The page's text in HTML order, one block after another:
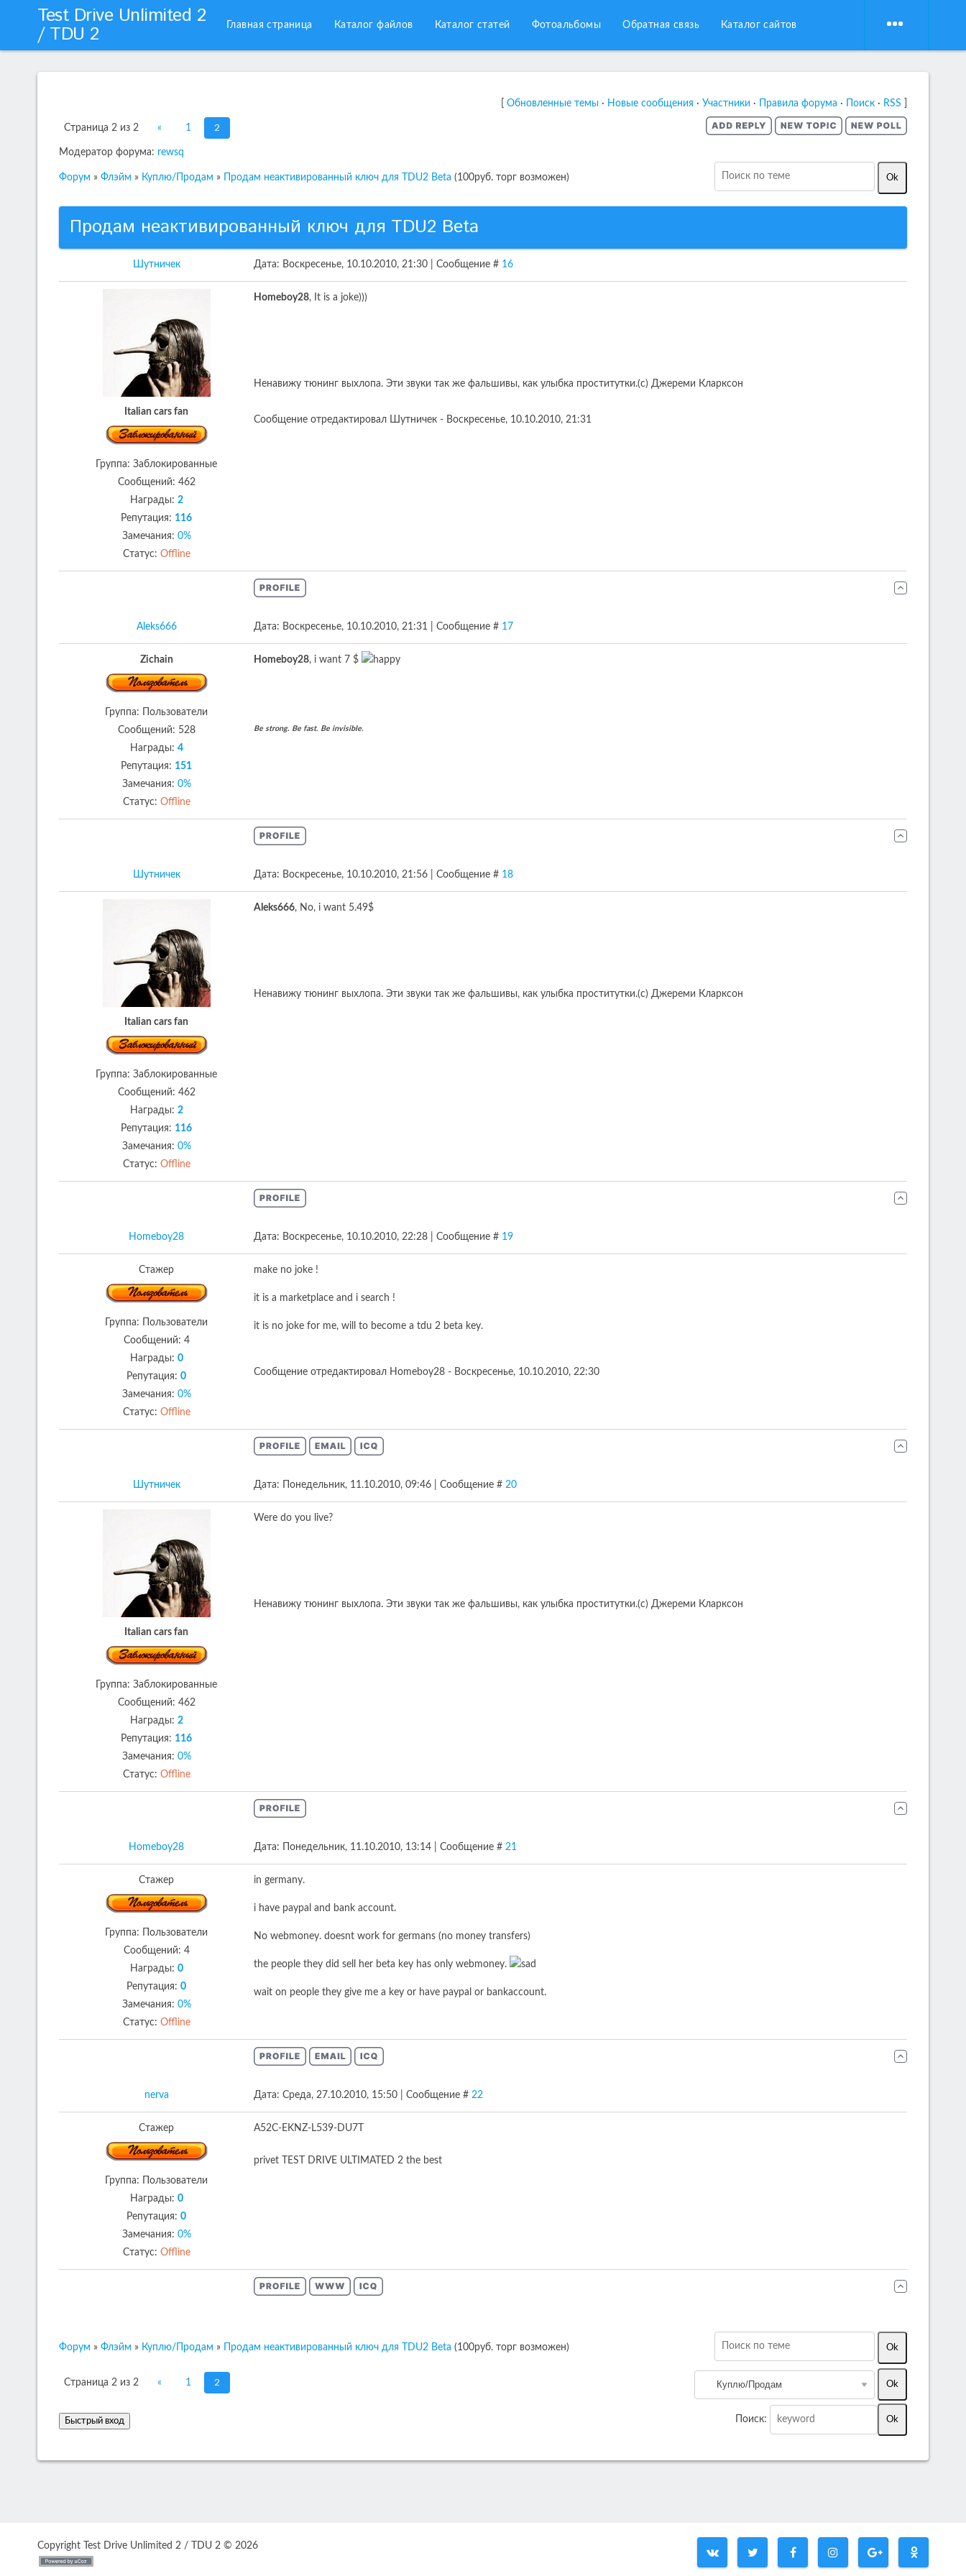
Test Drive Unlimited 2
/ TDU 2 Главная страница Каталог файлов Каталог статей Фотоальбомы Обратная связь Каталог сайтов
Обновленные темы · Новые сообщения · Участники · Правила форума · Поиск · RSS
Страница 2 из 2 « 1 2
Модератор форума: rewsq
Форум » Флэйм » Куплю/Продам » Продам неактивированный ключ для TDU2 Beta (100руб. торг возможен)
Продам неактивированный ключ для TDU2 Beta
Шутничек Дата: Воскресенье, 10.10.2010, 21:30 | Сообщение # 16
Italian cars fan
Группа: Заблокированные
Сообщений: 462
Награды: 2
Репутация: 116
Замечания: 0%
Статус: Offline
Homeboy28, It is a joke)))
Ненавижу тюнинг выхлопа. Эти звуки так же фальшивы, как улыбка проститутки.(с) Джереми Кларксон
Сообщение отредактировал Шутничек - Воскресенье, 10.10.2010, 21:31
Aleks666 Дата: Воскресенье, 10.10.2010, 21:31 | Сообщение # 17
Zichain
Группа: Пользователи
Сообщений: 528
Награды: 4
Репутация: 151
Замечания: 0%
Статус: Offline
Homeboy28, i want 7 $
Be strong. Be fast. Be invisible.
Шутничек Дата: Воскресенье, 10.10.2010, 21:56 | Сообщение # 18
Italian cars fan
Группа: Заблокированные
Сообщений: 462
Награды: 2
Репутация: 116
Замечания: 0%
Статус: Offline
Aleks666, No, i want 5.49$
Ненавижу тюнинг выхлопа. Эти звуки так же фальшивы, как улыбка проститутки.(с) Джереми Кларксон
Homeboy28 Дата: Воскресенье, 10.10.2010, 22:28 | Сообщение # 19
Стажер
Группа: Пользователи
Сообщений: 4
Награды: 0
Репутация: 0
Замечания: 0%
Статус: Offline
make no joke !
it is a marketplace and i search !
it is no joke for me, will to become a tdu 2 beta key.
Сообщение отредактировал Homeboy28 - Воскресенье, 10.10.2010, 22:30
Шутничек Дата: Понедельник, 11.10.2010, 09:46 | Сообщение # 20
Italian cars fan
Группа: Заблокированные
Сообщений: 462
Награды: 2
Репутация: 116
Замечания: 0%
Статус: Offline
Were do you live?
Ненавижу тюнинг выхлопа. Эти звуки так же фальшивы, как улыбка проститутки.(с) Джереми Кларксон
Homeboy28 Дата: Понедельник, 11.10.2010, 13:14 | Сообщение # 21
Стажер
Группа: Пользователи
Сообщений: 4
Награды: 0
Репутация: 0
Замечания: 0%
Статус: Offline
in germany.
i have paypal and bank account.
No webmoney. doesnt work for germans (no money transfers)
the people they did sell her beta key has only webmoney.
wait on people they give me a key or have paypal or bankaccount.
nerva Дата: Среда, 27.10.2010, 15:50 | Сообщение # 22
Стажер
Группа: Пользователи
Награды: 0
Репутация: 0
Замечания: 0%
Статус: Offline
A52C-EKNZ-L539-DU7T
privet TEST DRIVE ULTIMATED 2 the best
Форум » Флэйм » Куплю/Продам » Продам неактивированный ключ для TDU2 Beta (100руб. торг возможен)
Страница 2 из 2 « 1 2
Поиск:
Copyright Test Drive Unlimited 2 / TDU 2 © 2026